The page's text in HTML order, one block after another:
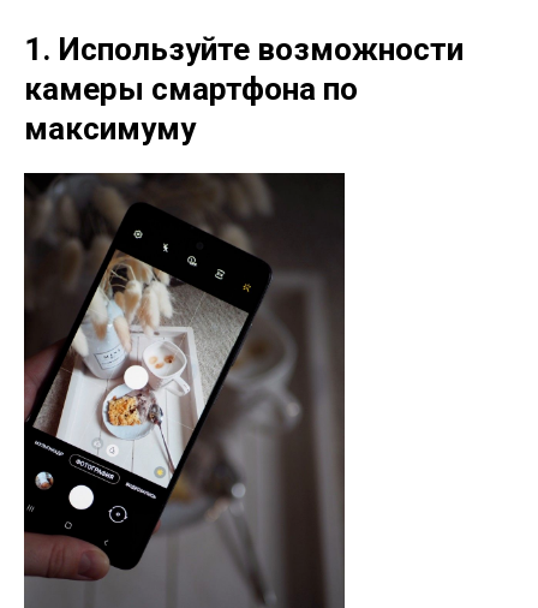
1. Используйте возможности
камеры смартфона по
максимуму